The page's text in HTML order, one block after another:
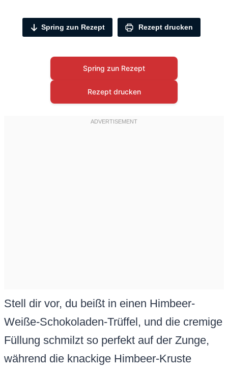
Spring zun Rezept Rezept drucken
Spring zun Rezept
Rezept drucken
Stell dir vor, du beißt in einen Himbeer-
Weiße-Schokoladen-Trüffel, und die cremige
Füllung schmilzt so perfekt auf der Zunge,
während die knackige Himbeer-Kruste